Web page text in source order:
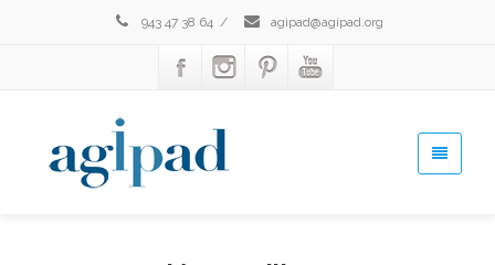
943 47 38 64 / agipad@agipad.org